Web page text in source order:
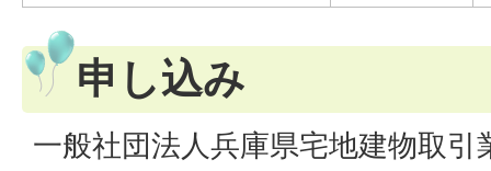
申し込み
一般社団法人兵庫県宅地建物取引